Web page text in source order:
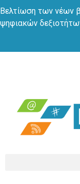
Βελτίωση των νέων
ψηφιακών